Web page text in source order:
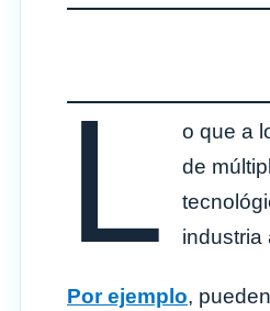
L
o que a
de
industria
Por ejemplo,